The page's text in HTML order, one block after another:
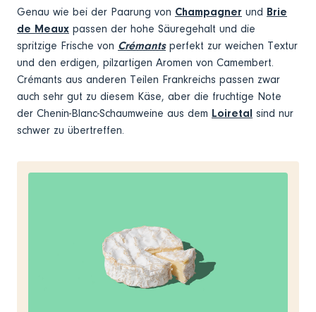
Genau wie bei der Paarung von Champagner und Brie
de Meaux passen der hohe Säuregehalt und die
spritzige Frische von Crémantsperfekt zur weichen Textur
und den erdigen, pilzartigen Aromen von Camembert.
Crémants aus anderen Teilen Frankreichs passen zwar
auch sehr gut zu diesem Käse, aber die fruchtige Note
der Chenin-Blanc-Schaumweine aus dem Loiretal sind nur
schwer zu übertreffen.